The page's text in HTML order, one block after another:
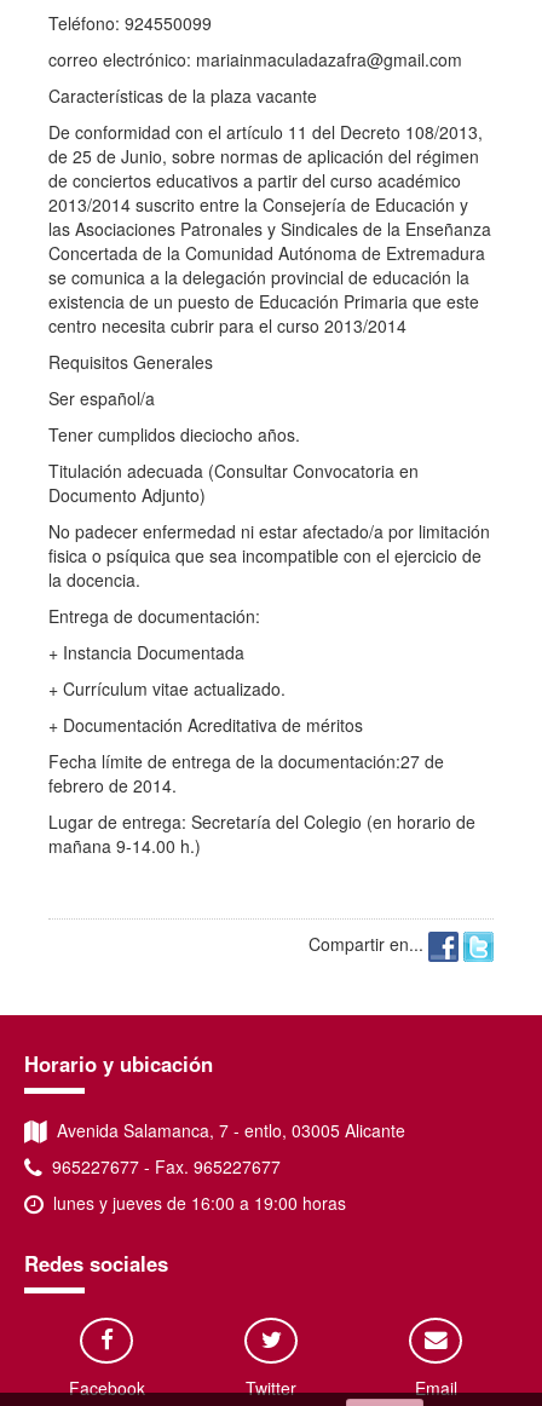
Teléfono: 924550099
correo electrónico: mariainmaculadazafra@gmail.com
Características de la plaza vacante
De conformidad con el artículo 11 del Decreto 108/2013,
de 25 de Junio, sobre normas de aplicación del régimen
de conciertos educativos a partir del curso académico
2013/2014 suscrito entre la Consejería de Educación y
las Asociaciones Patronales y Sindicales de la Enseñanza
Concertada de la Comunidad Autónoma de Extremadura
se comunica a la delegación provincial de educación la
existencia de un puesto de Educación Primaria que este
centro necesita cubrir para el curso 2013/2014
Requisitos Generales
Ser español/a
Tener cumplidos dieciocho años.
Titulación adecuada (Consultar Convocatoria en
Documento Adjunto)
No padecer enfermedad ni estar afectado/a por limitación
fisica o psíquica que sea incompatible con el ejercicio de
la docencia.
Entrega de documentación:
+ Instancia Documentada
+ Currículum vitae actualizado.
+ Documentación Acreditativa de méritos
Fecha límite de entrega de la documentación:27 de
febrero de 2014.
Lugar de entrega: Secretaría del Colegio (en horario de
mañana 9-14.00 h.)
Compartir en...
Horario y ubicación
Avenida Salamanca, 7 - entlo, 03005 Alicante
965227677 - Fax. 965227677
lunes y jueves de 16:00 a 19:00 horas
Redes sociales
Facebook Twitter Email